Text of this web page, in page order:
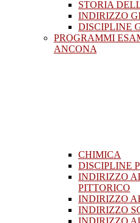
STORIA
INDIRIZZO
DISCIPLINE
PROGRAMMI
ANCONA
CHIMICA
DISCIPLINE
INDIRIZZO
PITTORICO
INDIRIZZO
INDIRIZZO